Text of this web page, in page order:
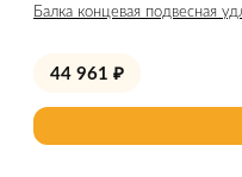
Балка концевая подвесная
44 961 ₽